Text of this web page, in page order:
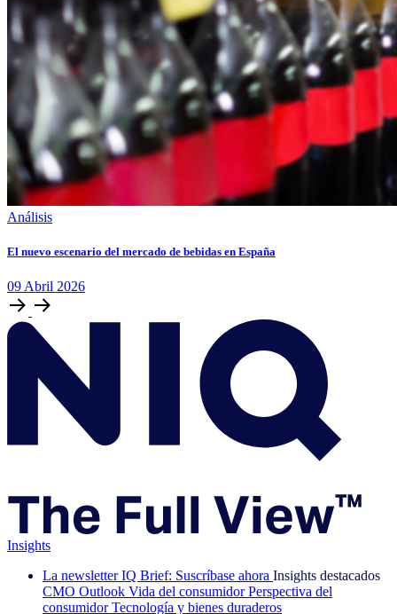
Análisis
El nuevo escenario del mercado de bebidas en España
09 Abril 2026
Insights
La newsletter IQ Brief: Suscríbase ahora Insights destacados
CMO Outlook Vida del consumidor Perspectiva del
consumidor Tecnología y bienes duraderos